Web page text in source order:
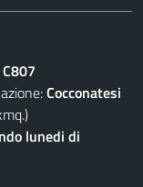
C807
Cocconatesi
lunedi di